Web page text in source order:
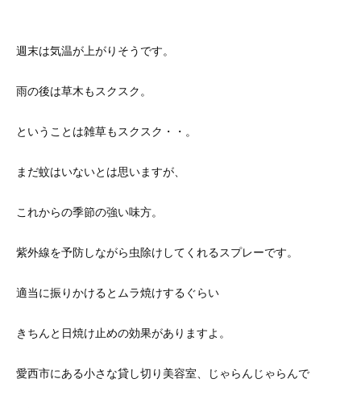
週末は気温が上がりそうです。
雨の後は草木もスクスク。
ということは雑草もスクスク・・。
まだ蚊はいないとは思いますが、
これからの季節の強い味方。
紫外線を予防しながら虫除けしてくれるスプレーです。
適当に振りかけるとムラ焼けするぐらい
きちんと日焼け止めの効果がありますよ。
愛西市にある小さな貸し切り美容室、じゃらんじゃらんで